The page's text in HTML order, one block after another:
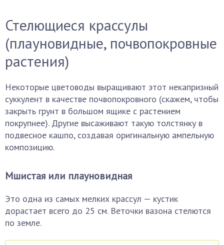
Стелющиеся крассулы
(плауновидные, почвопокровные
растения)
Некоторые цветоводы выращивают этот некапризный
суккулент в качестве почвопокровного (скажем, чтобы
закрыть грунт в большом ящике с растением
покрупнее). Другие высаживают такую толстянку в
подвесное кашпо, создавая оригинальную ампельную
композицию.
Мшистая или плауновидная
Это одна из самых мелких крассул — кустик
дорастает всего до 25 см. Веточки вазона стелются
по земле.